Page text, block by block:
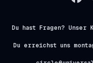
Du hast Fragen?
Du erreichst uns